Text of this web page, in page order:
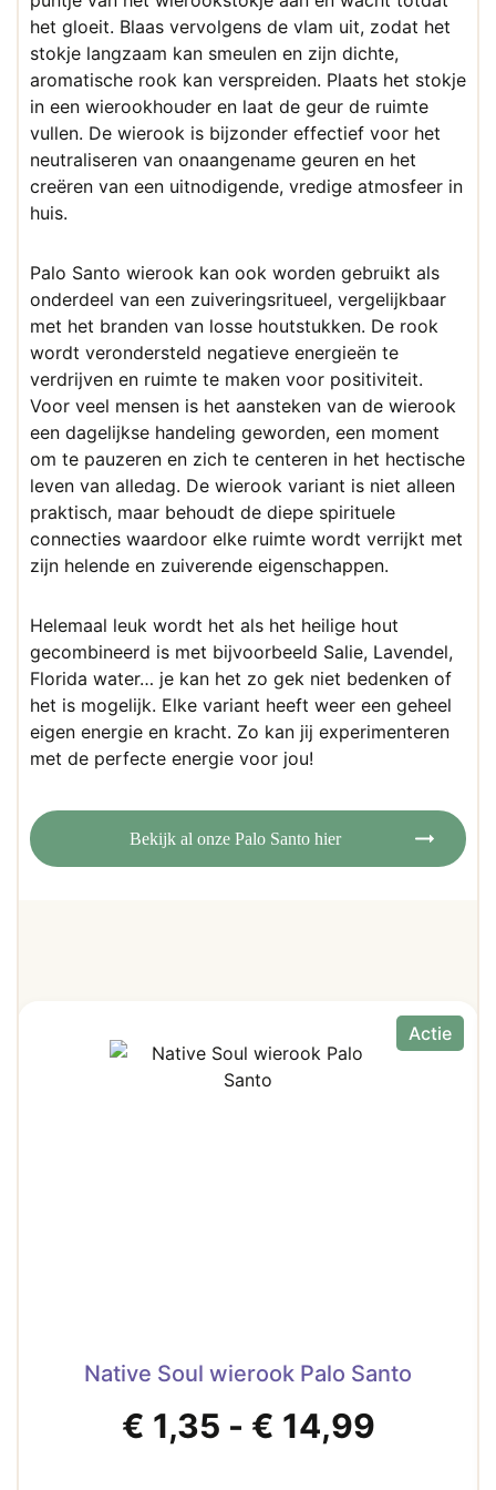
het gloeit. Blaas vervolgens de vlam uit, zodat het
stokje langzaam kan smeulen en zijn dichte,
aromatische rook kan verspreiden. Plaats het stokje
in een wierookhouder en laat de geur de ruimte
vullen. De wierook is bijzonder effectief voor het
neutraliseren van onaangename geuren en het
creëren van een uitnodigende, vredige atmosfeer in
huis.
Palo Santo wierook kan ook worden gebruikt als
onderdeel van een zuiveringsritueel, vergelijkbaar
met het branden van losse houtstukken. De rook
wordt verondersteld negatieve energieën te
verdrijven en ruimte te maken voor positiviteit.
Voor veel mensen is het aansteken van de wierook
een dagelijkse handeling geworden, een moment
om te pauzeren en zich te centeren in het hectische
leven van alledag. De wierook variant is niet alleen
praktisch, maar behoudt de diepe spirituele
connecties waardoor elke ruimte wordt verrijkt met
zijn helende en zuiverende eigenschappen.
Helemaal leuk wordt het als het heilige hout
gecombineerd is met bijvoorbeeld Salie, Lavendel,
Florida water… je kan het zo gek niet bedenken of
het is mogelijk. Elke variant heeft weer een geheel
eigen energie en kracht. Zo kan jij experimenteren
met de perfecte energie voor jou!
Bekijk al onze Palo Santo hier
Actie
Native Soul wierook Palo Santo
€ 1,35 - € 14,99